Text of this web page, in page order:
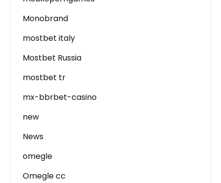
Monobrand
mostbet italy
Mostbet Russia
mostbet tr
mx-bbrbet-casino
new
News
omegle
Omegle cc